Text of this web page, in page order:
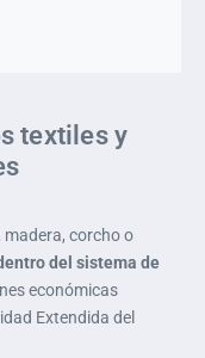
textiles y
corcho o
del sistema de
económicas
Extendida del